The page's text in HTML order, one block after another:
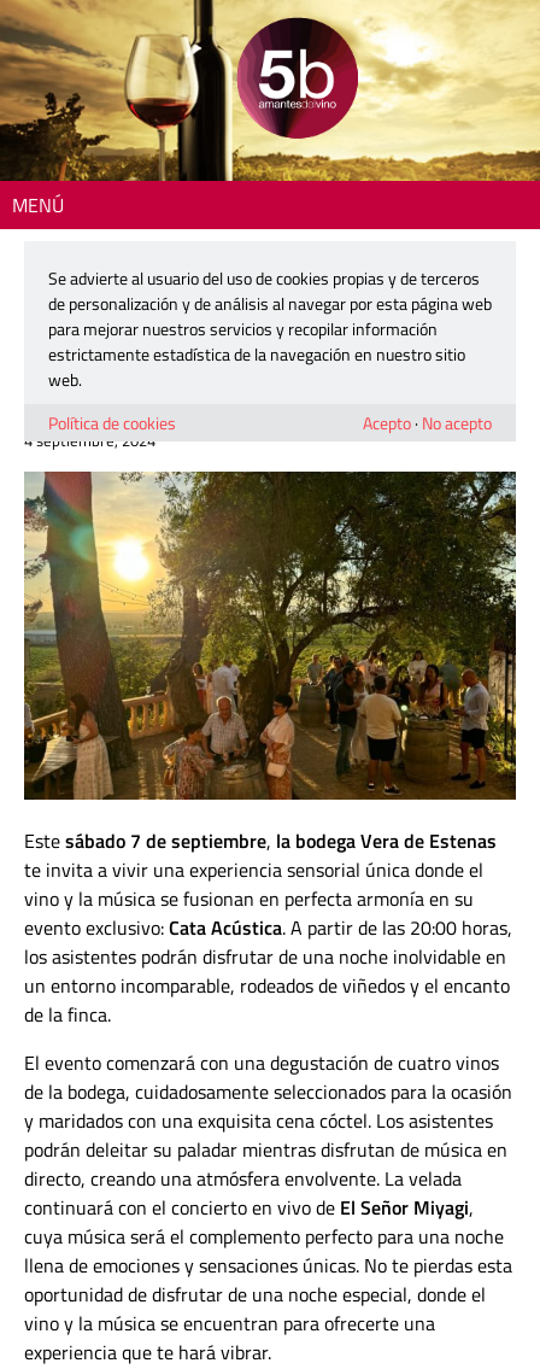
MENÚ
armonía en un entorno incomparable
Cata Acústica en Vera de Estenas:
una perfecta armonía en un entorno
incomparable
4 septiembre, 2024
Estesábado 7 de septiembre, la bodega Vera de Estenas
te invita a vivir una experiencia sensorial única donde el
vino y la música se fusionan en perfecta armonía en su
evento exclusivo:Cata Acústica. A partir de las 20:00 horas,
los asistentes podrán disfrutar de una noche inolvidable en
un entorno incomparable, rodeados de viñedos y el encanto
de la finca.
El evento comenzará con una degustación de cuatro vinos
de la bodega, cuidadosamente seleccionados para la ocasión
y maridados con una exquisita cena cóctel. Los asistentes
podrán deleitar su paladar mientras disfrutan de música en
directo, creando una atmósfera envolvente. La velada
continuará con el concierto en vivo de El Señor Miyagi,
cuya música será el complemento perfecto para una noche
llena de emociones y sensaciones únicas. No te pierdas esta
oportunidad de disfrutar de una noche especial, donde el
vino y la música se encuentran para ofrecerte una
experiencia que te hará vibrar.
Se advierte al usuario del uso de cookies propias y de terceros
de personalización y de análisis al navegar por esta página web
para mejorar nuestros servicios y recopilar información
estrictamente estadística de la navegación en nuestro sitio
web.
Política de cookies
Acepto· No acepto